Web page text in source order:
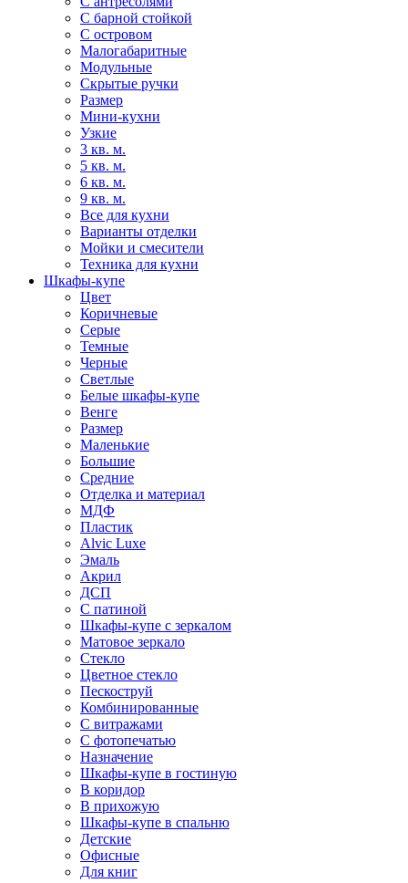
С барной стойкой
С островом
Малогабаритные
Модульные
Скрытые ручки
Размер
Мини-кухни
Узкие
3 кв. м.
5 кв. м.
6 кв. м.
9 кв. м.
Все для кухни
Варианты отделки
Мойки и смесители
Техника для кухни
Шкафы-купе
Цвет
Коричневые
Серые
Темные
Черные
Светлые
Белые шкафы-купе
Венге
Размер
Маленькие
Большие
Средние
Отделка и материал
МДФ
Пластик
Alvic Luxe
Эмаль
Акрил
ДСП
С патиной
Шкафы-купе с зеркалом
Матовое зеркало
Стекло
Цветное стекло
Пескоструй
Комбинированные
С витражами
С фотопечатью
Назначение
Шкафы-купе в гостиную
В коридор
В прихожую
Шкафы-купе в спальню
Детские
Офисные
Для книг